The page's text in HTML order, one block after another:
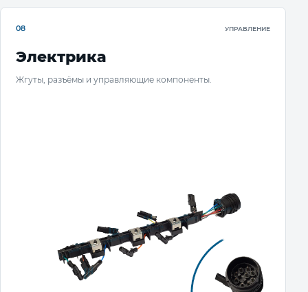
08 УПРАВЛЕНИЕ
Электрика
Жгуты, разъёмы и управляющие компоненты.